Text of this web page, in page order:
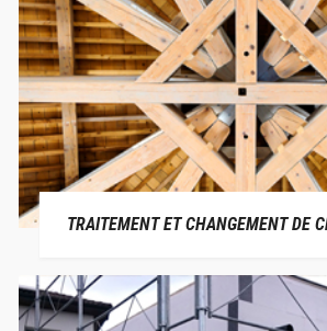
TRAITEMENT ET CHANGEMENT DE